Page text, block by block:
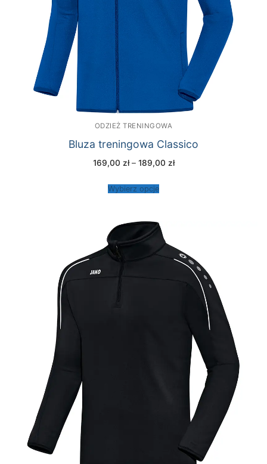
ODZIEŻ TRENINGOWA
Bluza treningowa Classico
169,00 zł – 189,00 złZakres
Wybierz opcje